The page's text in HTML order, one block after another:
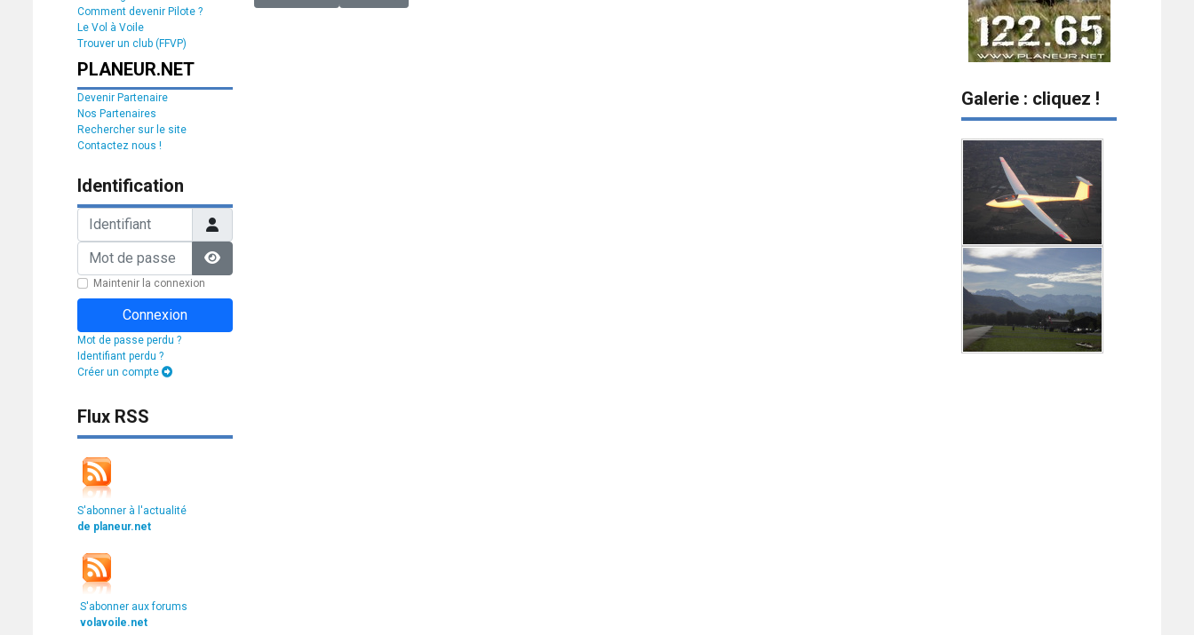
Comment devenir Pilote ?
Le Vol à Voile
Trouver un club (FFVP)
PLANEUR.NET
Devenir Partenaire
Nos Partenaires
Rechercher sur le site
Contactez nous !
Identification
Identifiant
Mot de passe
Afficher le mot de passe
Maintenir la connexion
Connexion
Mot de passe perdu ?
Identifiant perdu ?
Créer un compte
Flux RSS
S'abonner à l'actualité
de planeur.net
S'abonner aux forums
volavoile.net
Galerie : cliquez !